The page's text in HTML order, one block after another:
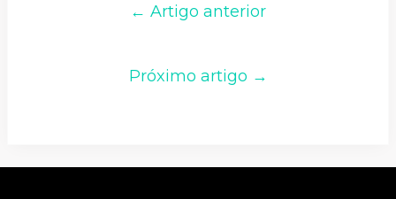
← Artigo anterior
Próximo artigo →